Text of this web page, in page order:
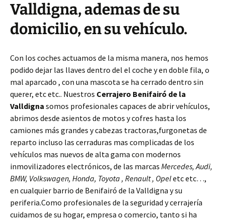
Valldigna, ademas de su
domicilio, en su vehículo.
Con los coches actuamos de la misma manera, nos hemos
podido dejar las llaves dentro del el coche y en doble fila, o
mal aparcado , con una mascota se ha cerrado dentro sin
querer, etc etc.. Nuestros Cerrajero Benifairó de la
Valldigna somos profesionales capaces de abrir vehículos,
abrimos desde asientos de motos y cofres hasta los
camiones más grandes y cabezas tractoras,furgonetas de
reparto incluso las cerraduras mas complicadas de los
vehículos mas nuevos de alta gama con modernos
inmovilizadores electrónicos, de las marcas Mercedes, Audi,
BMW, Volkswagen, Honda, Toyota , Renault , Opeletc etc…,
en cualquier barrio de Benifairó de la Valldigna y su
periferia.Como profesionales de la seguridad y cerrajería
cuidamos de su hogar, empresa o comercio, tanto si ha